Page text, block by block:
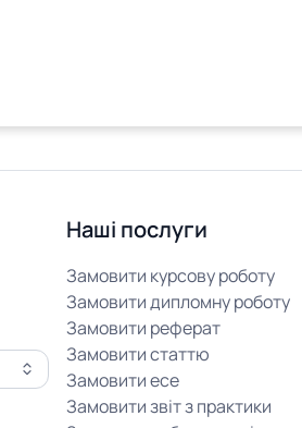
Наші послуги
Замовити курсову роботу
Замовити дипломну роботу
Замовити реферат
Замовити статтю
Замовити есе
Замовити звіт з практики